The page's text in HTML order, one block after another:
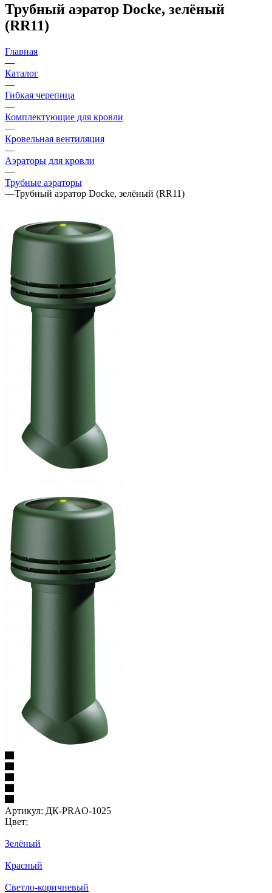
Трубный аэратор Docke, зелёный
(RR11)
Главная
—
Каталог
—
Гибкая черепица
—
Комплектующие для кровли
—
Кровельная вентиляция
—
Аэраторы для кровли
—
Трубные аэраторы
—Трубный аэратор Docke, зелёный (RR11)
Артикул: ДК-PRAO-1025
Цвет:
Зелёный
Красный
Светло-коричневый